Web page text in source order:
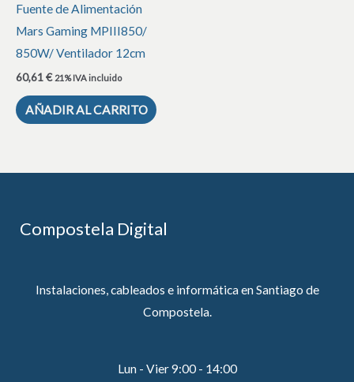
Fuente de Alimentación
Mars Gaming MPIII850/
850W/ Ventilador 12cm
60,61€ 21% IVA incluido
AÑADIR AL CARRITO
Compostela Digital
Instalaciones, cableados e informática en Santiago de
Compostela.
Lun - Vier 9:00 - 14:00